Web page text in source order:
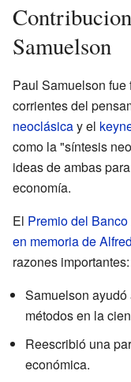
Samuelson
Paul Samuelson
corrientes del
neoclásicay el
como la "síntesis
ideas de ambas
economía.
El Premio del
en memoria de
razones importantes:
Samuelson
métodos en la
Reescribió una
económica.